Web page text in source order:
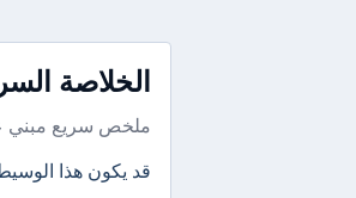
الخلاصة
ملخص سريع مبني
قد يكون هذا